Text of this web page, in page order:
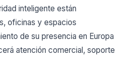
inteligente están
oficinas y espacios
de su presencia en Europa
atención comercial, soporte